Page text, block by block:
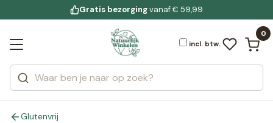
Jouw bewuste leefstijl
voor 19:00 uur besteld
Gratis bezorgingvanaf € 59,99
incl. btw.
0
Zoeken
Categorieën
Merken
Bekijk alle resultaten
Glutenvrij